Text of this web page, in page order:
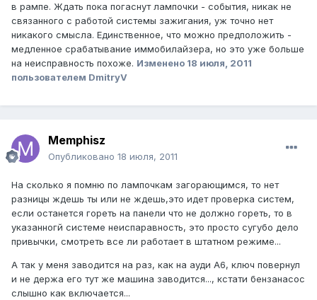
в рампе. Ждать пока погаснут лампочки - события, никак не
связанного с работой системы зажигания, уж точно нет
никакого смысла. Единственное, что можно предположить -
медленное срабатывание иммобилайзера, но это уже больше
на неисправность похоже. Изменено 18 июля, 2011
пользователем DmitryV
Memphisz
Опубликовано 18 июля, 2011
На сколько я помню по лампочкам загорающимся, то нет
разницы ждешь ты или не ждешь,это идет проверка систем,
если останется гореть на панели что не должно гореть, то в
указанногй системе неиспаравность, это просто сугубо дело
привычки, смотреть все ли работает в штатном режиме...
А так у меня заводится на раз, как на ауди А6, ключ повернул
и не держа его тут же машина заводится..., кстати бензанасос
слышно как включается...